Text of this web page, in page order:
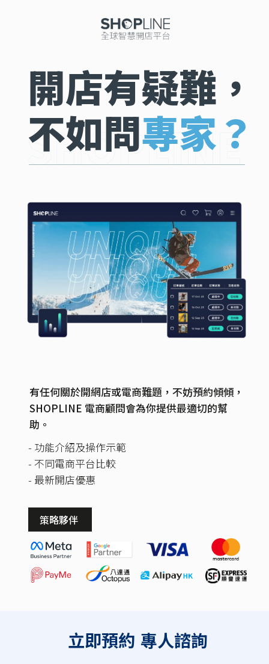
開店有疑難，
不如問專家？
有任何關於開網店或電商難題，不妨預約傾傾，
SHOPLINE 電商顧問會為你提供最適切的幫
助。
策略夥伴
- 功能介紹及操作示範
- 不同電商平台比較
- 最新開店優惠
立即預約 專人諮詢